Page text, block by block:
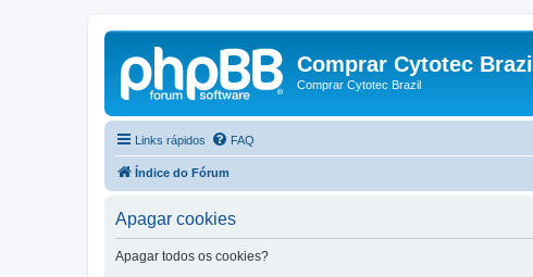
Comprar Cytotec Brazil
Comprar Cytotec Brazil
Links rápidos FAQ
Índice do Fórum
Apagar cookies
Apagar todos os cookies?